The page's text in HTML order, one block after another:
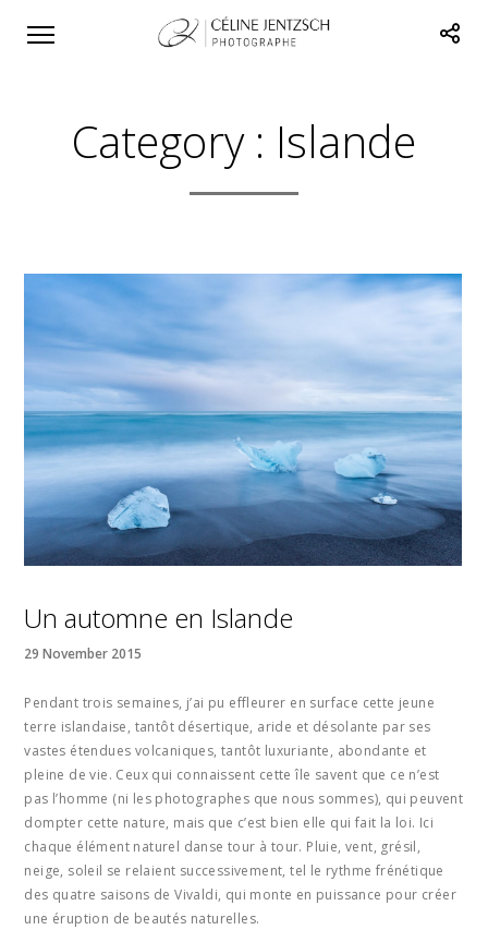
Category : Islande
Un automne en Islande
29 November 2015
Pendant trois semaines, j’ai pu effleurer en surface cette jeune
terre islandaise, tantôt désertique, aride et désolante par ses
vastes étendues volcaniques, tantôt luxuriante, abondante et
pleine de vie. Ceux qui connaissent cette île savent que ce n’est
pas l’homme (ni les photographes que nous sommes), qui peuvent
dompter cette nature, mais que c’est bien elle qui fait la loi. Ici
chaque élément naturel danse tour à tour. Pluie, vent, grésil,
neige, soleil se relaient successivement, tel le rythme frénétique
des quatre saisons de Vivaldi, qui monte en puissance pour créer
une éruption de beautés naturelles.